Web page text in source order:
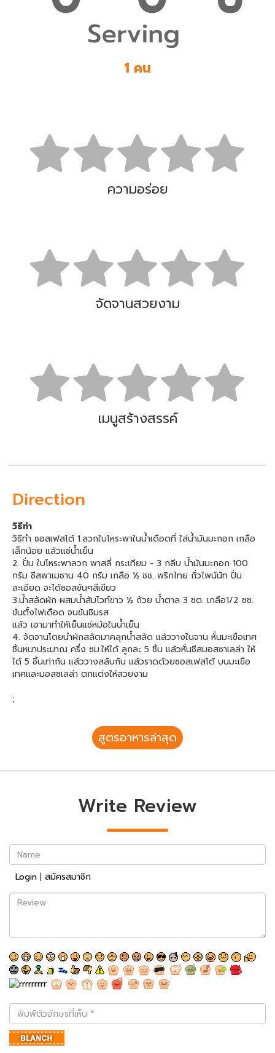
1 คน
ความอร่อย
จัดจานสวยงาม
เมนูสร้างสรรค์
Direction
วิธีทำ
วิธีทำ ซอสเฟสโต้ 1.ลวกใบโหระพาในน้ำเดือดที่ ใส่น้ำมันมะกอก เกลือ
เล็กน้อย แล้วแช่น้ำเย็น
2. ปั่น ใบโหระพาลวก พาสลี่ กระเทียม - 3 กลีบ น้ำมันมะกอก 100
กรัม ชีสพาเมซาน 40 กรัม เกลือ ½ ชช. พริกไทย ถั่วไพน์นัท ปั่น
ละเอียด จะได้ซอสข้นๆสีเขียว
3.น้ำสลัดผัก ผสมน้ำส้มไวท์ขาว ½ ถ้วย น้ำตาล 3 ชต. เกลือ1/2 ชช.
ข้นตั้งไฟเดือด จนข้นชิมรส
แล้ว เอามาทำให้เย็นแช่หม้อในน้ำเย็น
4. จัดจานโดยนำผักสลัดมาคลุกน้ำสลัด แล้ววางในจาน หั่นมะเขือเทศ
ชิ้นหนาประมาณ ครึ่ง ซม.ให้ได้ ลูกละ 5 ชิ้น แล้วหั่นชีสมอสซาเลล่า ให้
ได้ 5 ชิ้นเท่ากัน แล้ววางสลับกัน แล้วราดด้วยซอสเฟสโต้ บนมะเขือ
เทศและมอสซเลล่า ตกแต่งให้สวยงาม
;
สูตรอาหารล่าสุด
Write Review
Name
Login | สมัครสมาชิก
Review
พิมพ์
ตัว
อักษร
ที่